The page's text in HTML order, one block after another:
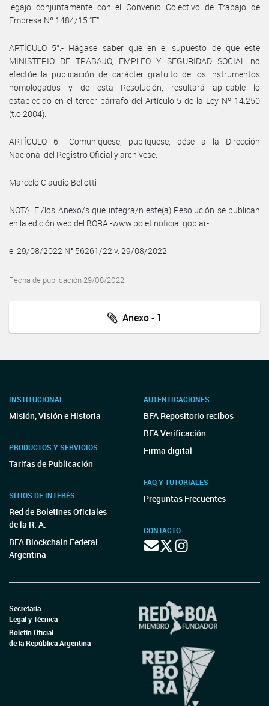
legajo conjuntamente con el Convenio Colectivo de Trabajo de
Empresa Nº 1484/15 “E”.
ARTÍCULO 5°.- Hágase saber que en el supuesto de que este
MINISTERIO DE TRABAJO, EMPLEO Y SEGURIDAD SOCIAL no
efectúe la publicación de carácter gratuito de los instrumentos
homologados y de esta Resolución, resultará aplicable lo
establecido en el tercer párrafo del Artículo 5 de la Ley Nº 14.250
(t.o.2004).
ARTÍCULO 6.- Comuníquese, publíquese, dése a la Dirección
Nacional del Registro Oficial y archívese.
Marcelo Claudio Bellotti
NOTA: El/los Anexo/s que integra/n este(a) Resolución se publican
en la edición web del BORA -www.boletinoficial.gob.ar-
e. 29/08/2022 N° 56261/22 v. 29/08/2022
Fecha de publicación 29/08/2022
Anexo - 1
INSTITUCIONAL
Misión, Visión e Historia
PRODUCTOS Y SERVICIOS
Tarifas de Publicación
SITIOS DE INTERÉS
Red de Boletines Oficiales
de la R. A.
BFA Blockchain Federal
Argentina
AUTENTICACIONES
BFA Repositorio recibos
BFA Verificación
Firma digital
FAQ Y TUTORIALES
Preguntas Frecuentes
CONTACTO
Secretaría
Legal y Técnica
Boletín Oficial
de la República Argentina